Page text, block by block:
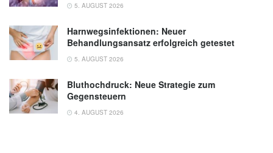
5. AUGUST 2026
Harnwegsinfektionen: Neuer
Behandlungsansatz erfolgreich getestet
5. AUGUST 2026
Bluthochdruck: Neue Strategie zum
Gegensteuern
4. AUGUST 2026